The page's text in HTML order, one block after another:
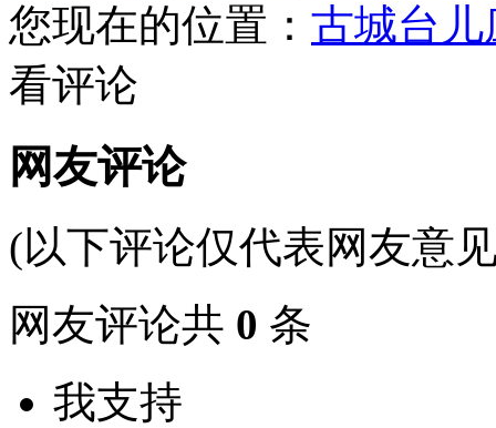
您现在的位置： 古城台儿
看评论
网友评论
(以下评论仅代表网友意
网友评论共 0 条
我支持